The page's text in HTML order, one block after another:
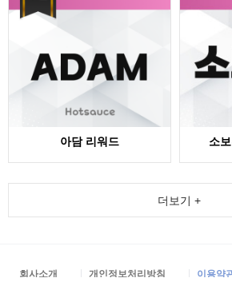
아담 리워드 소
더보기 +
회사소개 개인정보처리방침 이용약